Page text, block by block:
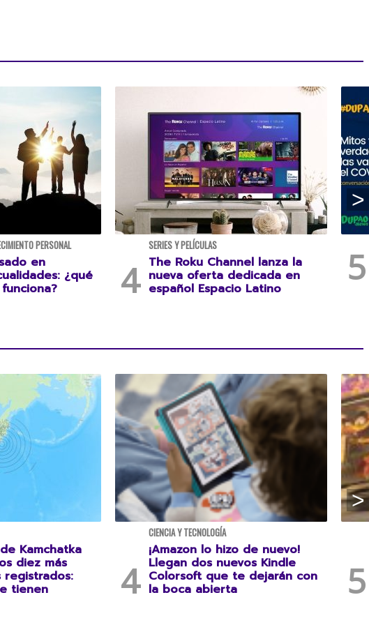
PERSONAL
en
¿qué
SERIES Y PELÍCULAS
The Roku Channel lanza la
nueva oferta dedicada en
español Espacio Latino
Kamchatka
diez más
registrados:
tienen
CIENCIA Y TECNOLOGÍA
¡Amazon lo hizo de nuevo!
Llegan dos nuevos Kindle
Colorsoft que te dejarán con
la boca abierta